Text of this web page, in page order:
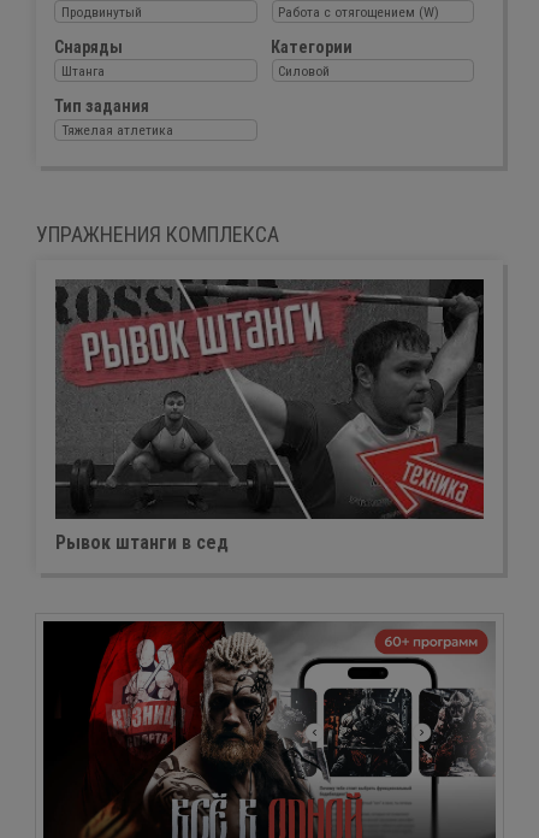
Продвинутый
Снаряды
Штанга
Тип задания
Тяжелая атлетика
Работа с отягощением (W)
Категории
Силовой
УПРАЖНЕНИЯ КОМПЛЕКСА
Рывок штанги в сед